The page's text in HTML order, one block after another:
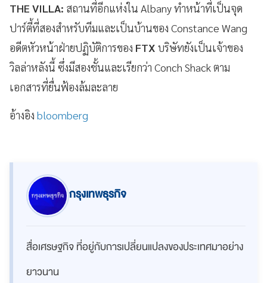
THE VILLA: สถานที่อีกแห่งใน Albany ทำหน้าที่เป็นจุด
ปาร์ตี้ที่สองสำหรับทีมและเป็นบ้านของ Constance Wang
อดีตหัวหน้าฝ่ายปฏิบัติการของ FTX บริษัทยังเป็นเจ้าของ
วิลล่าหลังนี้ ซึ่งมีสองชั้นและเรียกว่า Conch Shack ตาม
เอกสารที่ยื่นฟ้องล้มละลาย
อ้างอิง bloomberg
กรุงเทพธุรกิจ
สื่อเศรษฐกิจ ที่อยู่กับการเปลี่ยนแปลงของประเทศมาอย่าง
ยาวนาน